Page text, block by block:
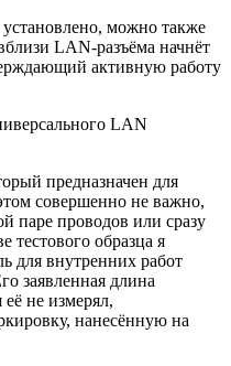
можно также
LAN-разъёма начнёт
активную работу
предназначен для
совершенно не важно,
паре проводов или сразу
тестового образца я
для внутренних работ
заявленная длина
не измерял,
нанесённую на